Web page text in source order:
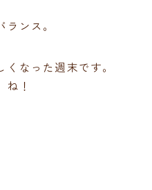
ンス。
なった週末です。
！